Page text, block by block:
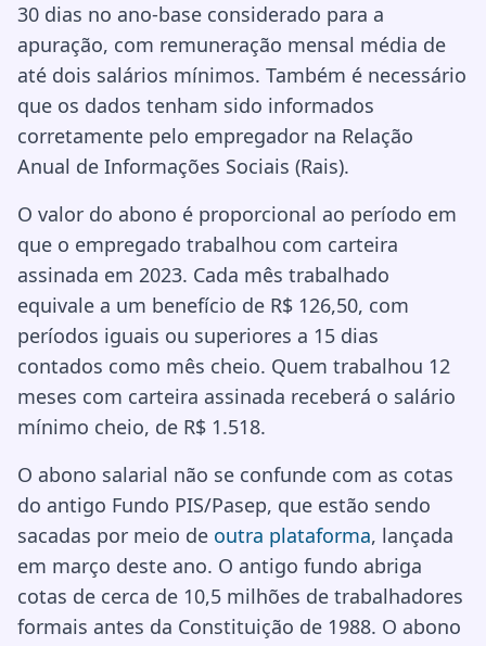
30 dias no ano-base considerado para a
apuração, com remuneração mensal média de
até dois salários mínimos. Também é necessário
que os dados tenham sido informados
corretamente pelo empregador na Relação
Anual de Informações Sociais (Rais).
O valor do abono é proporcional ao período em
que o empregado trabalhou com carteira
assinada em 2023. Cada mês trabalhado
equivale a um benefício de R$ 126,50, com
períodos iguais ou superiores a 15 dias
contados como mês cheio. Quem trabalhou 12
meses com carteira assinada receberá o salário
mínimo cheio, de R$ 1.518.
O abono salarial não se confunde com as cotas
do antigo Fundo PIS/Pasep, que estão sendo
sacadas por meio de outra plataforma, lançada
em março deste ano. O antigo fundo abriga
cotas de cerca de 10,5 milhões de trabalhadores
formais antes da Constituição de 1988. O abono